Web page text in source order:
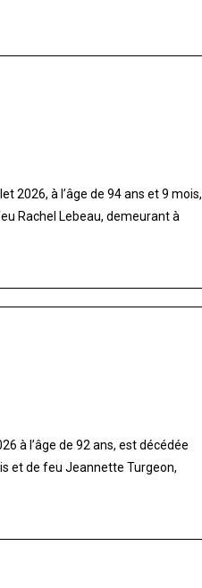
2026, à l’âge de 94 ans et 9 mois,
Rachel Lebeau, demeurant à
à l’âge de 92 ans, est décédée
et de feu Jeannette Turgeon,